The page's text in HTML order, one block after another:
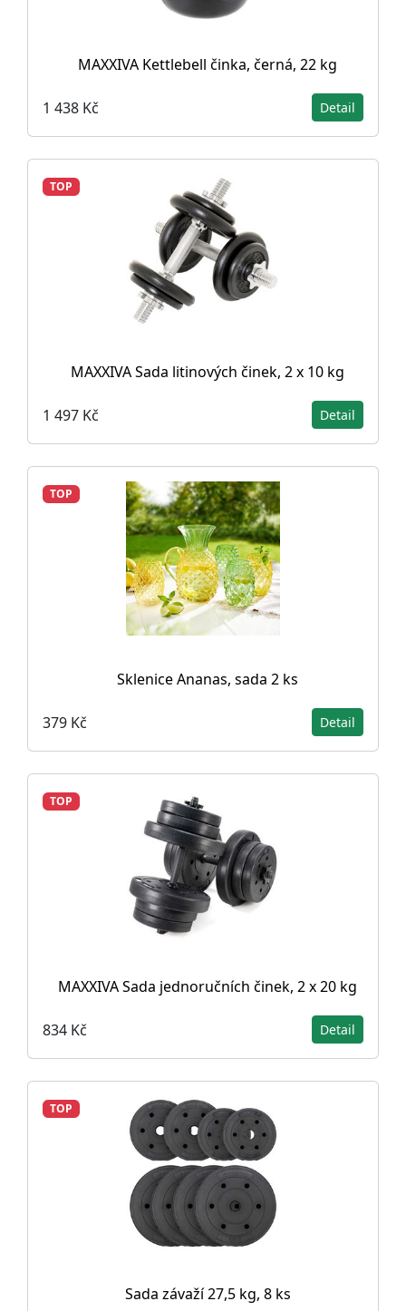
MAXXIVA Kettlebell činka, černá, 22 kg
1 438 Kč Detail
TOP
MAXXIVA Sada litinových činek, 2 x 10 kg
1 497 Kč Detail
TOP
Sklenice Ananas, sada 2 ks
379 Kč Detail
TOP
MAXXIVA Sada jednoručních činek, 2 x 20 kg
834 Kč Detail
TOP
Sada závaží 27,5 kg, 8 ks